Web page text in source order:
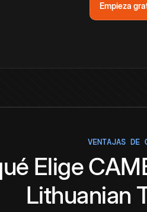
Empieza
VENTAJAS DE
Elige
Lithuanian